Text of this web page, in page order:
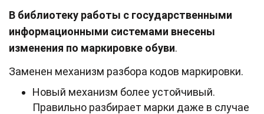
В библиотеку работы с государственными
информационными системами внесены
изменения по маркировке обуви.
Заменен механизм разбора кодов маркировки.
Новый механизм более устойчивый.
Правильно разбирает марки даже в случае